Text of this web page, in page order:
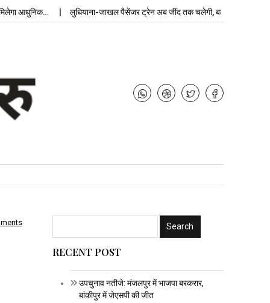
आधुनिक… लुधियाना-जाखल पैसेंजर ट्रेन अब जींद तक चलेगी, बढ़ेगी…
RECENT POST
उपचुनाव नतीजे: मंजलपुर में भाजपा बरकरार,
बांकीपुर में जेएसपी की जीत